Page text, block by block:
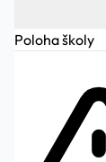
Poloha školy